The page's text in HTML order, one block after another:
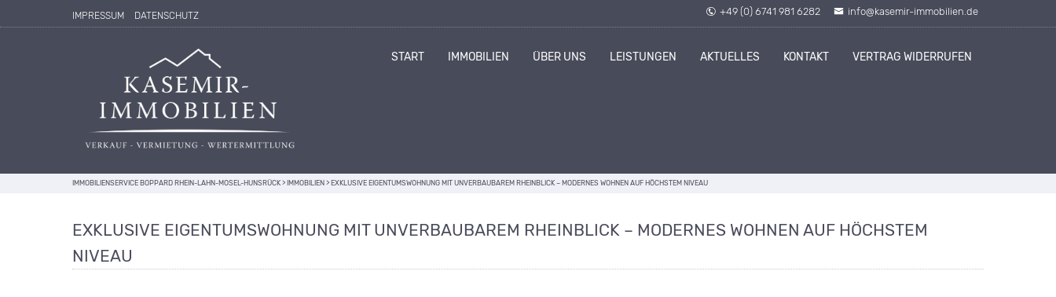
IMPRESSUM DATENSCHUTZ +49 (0) 6741 981 6282 info@kasemir-immobilien.de
START IMMOBILIEN ÜBER UNS LEISTUNGEN AKTUELLES KONTAKT VERTRAG WIDERRUFEN
IMMOBILIENSERVICE BOPPARD RHEIN-LAHN-MOSEL-HUNSRÜCK > IMMOBILIEN > EXKLUSIVE EIGENTUMSWOHNUNG MIT UNVERBAUBAREM RHEINBLICK – MODERNES WOHNEN AUF HÖCHSTEM NIVEAU
EXKLUSIVE EIGENTUMSWOHNUNG MIT UNVERBAUBAREM RHEINBLICK – MODERNES WOHNEN AUF HÖCHSTEM
NIVEAU